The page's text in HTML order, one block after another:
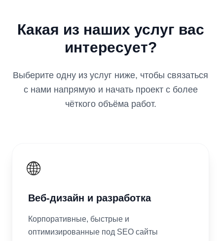
Какая из наших услуг вас
интересует?
Выберите одну из услуг ниже, чтобы связаться
с нами напрямую и начать проект с более
чёткого объёма работ.
🌐
Веб-дизайн и разработка
Корпоративные, быстрые и
оптимизированные под SEO сайты